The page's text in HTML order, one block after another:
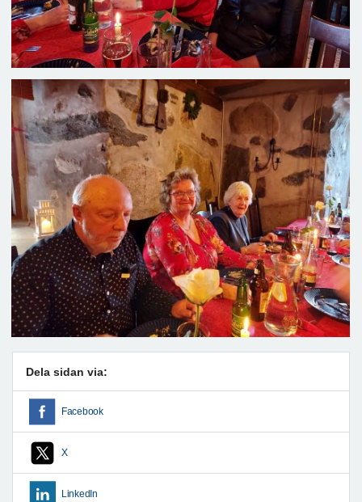
Dela sidan via:
Facebook
X
LinkedIn